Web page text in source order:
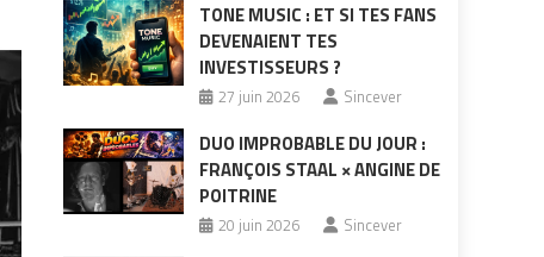
TONE MUSIC : ET SI TES FANS
DEVENAIENT TES
INVESTISSEURS ?
27 juin 2026 Sincever
DUO IMPROBABLE DU JOUR :
FRANÇOIS STAAL × ANGINE DE
POITRINE
20 juin 2026 Sincever